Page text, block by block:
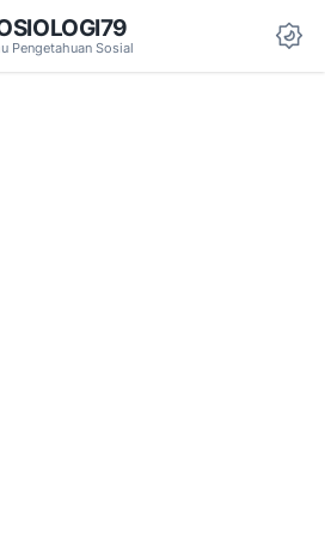
Pengetahuan Sosial